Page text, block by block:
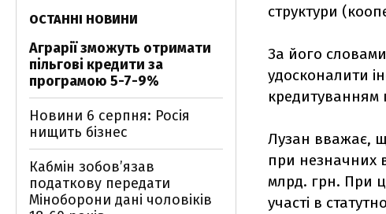
структури
За його
удосконалити
кредитуванням
Лузан вважає,
при незначних
млрд. грн. При
участі в
ОСТАННІ НОВИНИ
Аграрії зможуть отримати
пільгові кредити за
програмою 5-7-9%
Новини 6 серпня: Росія
нищить бізнес
Кабмін зобовʼязав
податкову передати
Міноборони дані чоловіків